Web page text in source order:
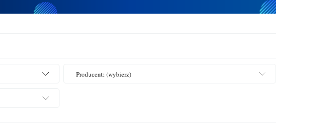
Producent: (wybierz)